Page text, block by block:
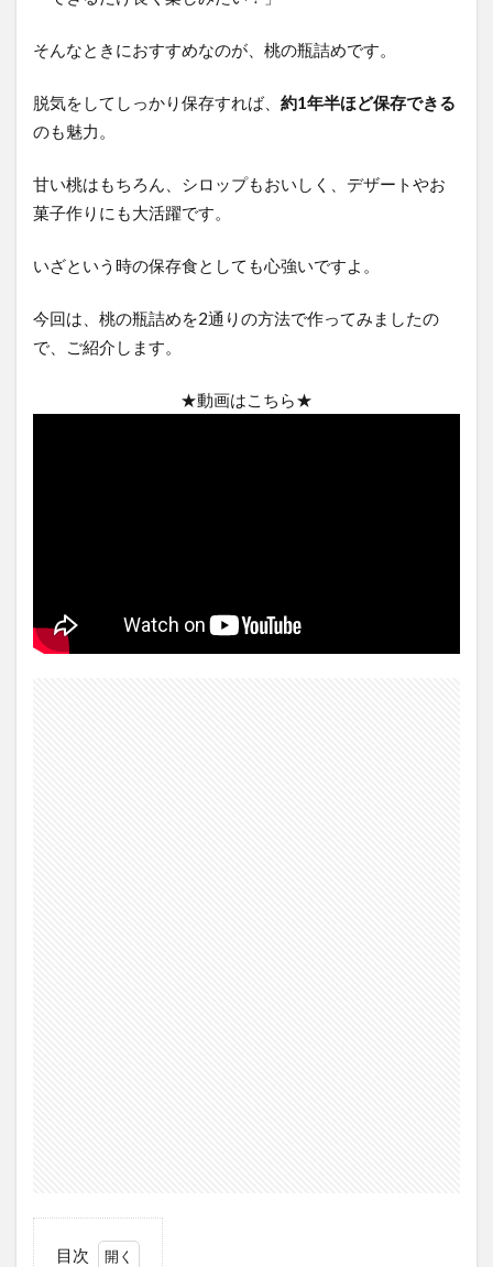
そんなときにおすすめなのが、桃の瓶詰めです。
脱気をしてしっかり保存すれば、 約1年半ほど保存できる
のも魅力。
甘い桃はもちろん、シロップもおいしく、デザートやお
菓子作りにも大活躍です。
いざという時の保存食としても心強いですよ。
今回は、桃の瓶詰めを2通りの方法で作ってみましたの
で、ご紹介します。
★動画はこちら★
目次